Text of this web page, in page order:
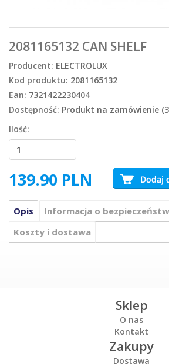
2081165132 CAN SHELF
Producent: ELECTROLUX
Kod produktu: 2081165132
Ean: 7321422230404
Dostępność: Produkt na zamówienie
Ilość:
139.90 PLN
Opis
Informacja o
Koszty i dostawa
Sklep
O nas
Kontakt
Zakupy
Dostawa